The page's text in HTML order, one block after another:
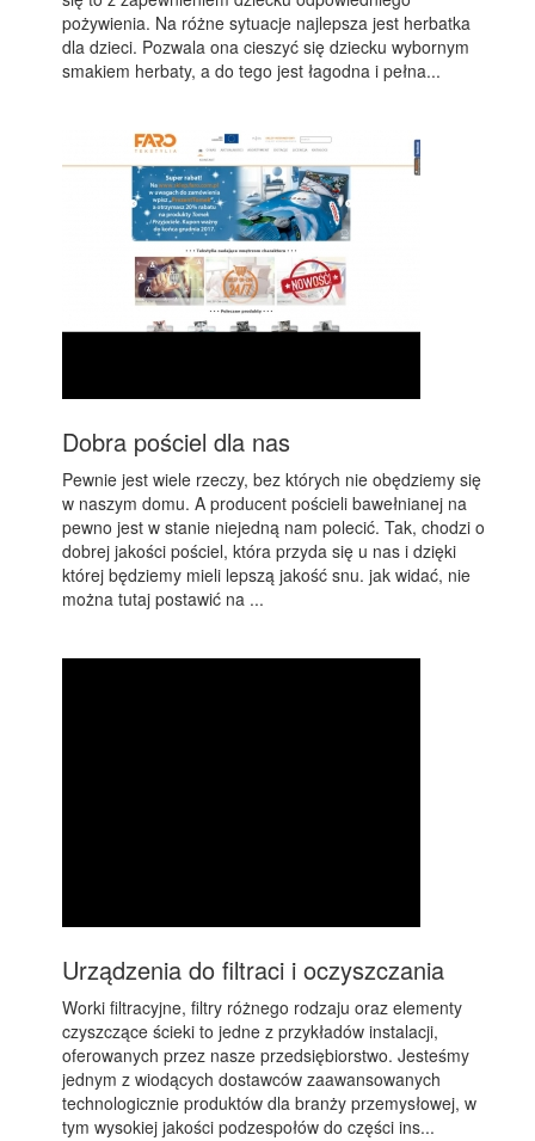
pożywienia. Na różne sytuacje najlepsza jest herbatka
dla dzieci. Pozwala ona cieszyć się dziecku wybornym
smakiem herbaty, a do tego jest łagodna i pełna...
Dobra pościel dla nas
Pewnie jest wiele rzeczy, bez których nie obędziemy się
w naszym domu. A producent pościeli bawełnianej na
pewno jest w stanie niejedną nam polecić. Tak, chodzi o
dobrej jakości pościel, która przyda się u nas i dzięki
której będziemy mieli lepszą jakość snu. jak widać, nie
można tutaj postawić na ...
Urządzenia do filtraci i oczyszczania
Worki filtracyjne, filtry różnego rodzaju oraz elementy
czyszczące ścieki to jedne z przykładów instalacji,
oferowanych przez nasze przedsiębiorstwo. Jesteśmy
jednym z wiodących dostawców zaawansowanych
technologicznie produktów dla branży przemysłowej, w
tym wysokiej jakości podzespołów do części ins...